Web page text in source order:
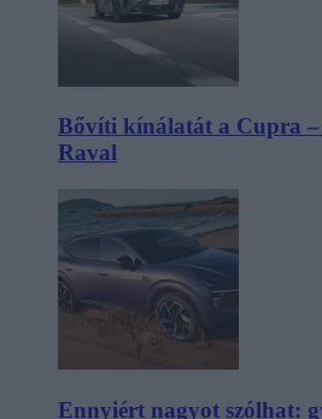
Bővíti kínálatát a Cupra –
Raval
Ennyiért nagyot szólhat: